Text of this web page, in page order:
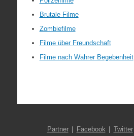
Brutale Filme
Zombiefilme
Filme über Freundschaft
Filme nach Wahrer Begebenheit
Partner Facebook Twitter